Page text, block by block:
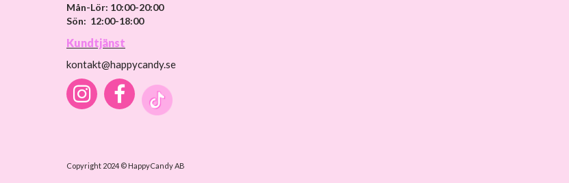
Mån-Lör: 10:00-20:00
Sön: 12:00-18:00
Kundtjänst
kontakt@happycandy.se
Copyright 2024 © HappyCandy AB